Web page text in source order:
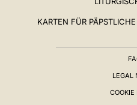
KARTEN FÜR
LEGAL
COOKIE